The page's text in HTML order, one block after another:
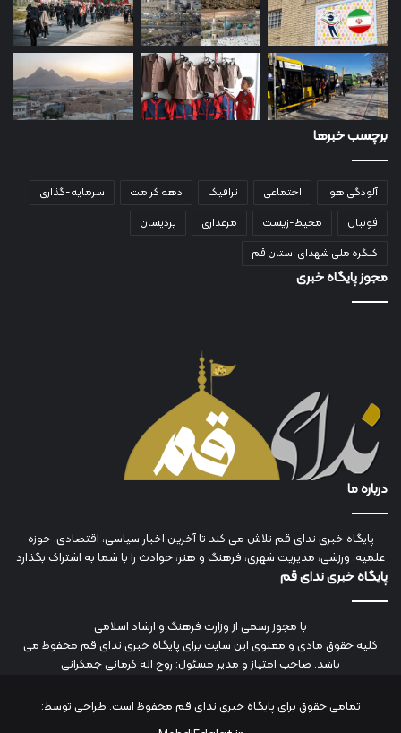
برچسب خبرها
آلودگی هوا اجتماعی ترافیک دهه کرامت
سرمایه-گذاری
فوتبال
محیط-زیست مرغداری
پردیسان
کنگره ملی شهدای استان قم
مجوز پایگاه خبری
درباره ما
پایگاه خبری ندای قم تلاش می کند تا آخرین اخبار سیاسی، اقتصادی، حوزه
علمیه، ورزشی، مدیریت شهری، فرهنگ و هنر، حوادث را با شما به اشتراک بگذارد
پایگاه خبری ندای قم
با مجوز رسمی از وزارت فرهنگ و ارشاد اسلامی
کلیه حقوق مادی و معنوی این سایت برای پایگاه خبری ندای قم محفوظ می
باشد. صاحب امتیاز و مدیر مسئول: روح اله کرمانی جمکرانی
تمامی حقوق برای پایگاه خبری ندای قم محفوظ است. طراحی توسط: